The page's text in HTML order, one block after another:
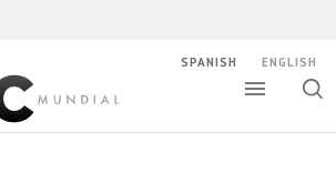
SPANISH ENGLISH